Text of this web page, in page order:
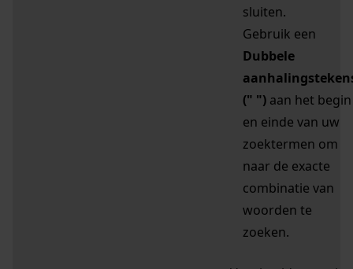
sluiten.
Gebruik een
Dubbele
(" ") aan het begin
en einde van uw
zoektermen om
naar de exacte
combinatie van
woorden te
zoeken.